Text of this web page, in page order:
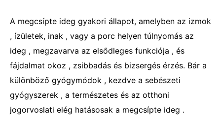
A megcsípte ideg gyakori állapot, amelyben az izmok
, ízületek, inak , vagy a porc helyen túlnyomás az
ideg , megzavarva az elsődleges funkciója , és
fájdalmat okoz , zsibbadás és bizsergés érzés. Bár a
különböző gyógymódok , kezdve a sebészeti
gyógyszerek , a természetes és az otthoni
jogorvoslati elég hatásosak a megcsípte ideg .